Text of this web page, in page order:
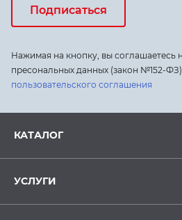
Подписаться
Нажимая на кнопку, вы соглашаетесь
пресональных данных (закон №152-
пользовательского соглашения
КАТАЛОГ
УСЛУГИ